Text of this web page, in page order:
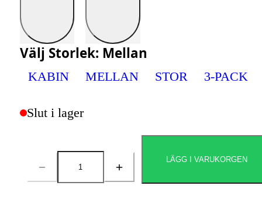
Välj Storlek: Mellan
KABIN MELLAN STOR 3-PACK
Slut i lager
Antal
LÄGG I VARUKORGEN